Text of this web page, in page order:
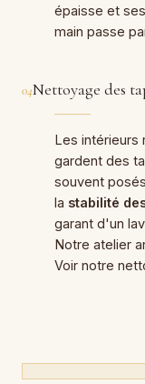
épaisse et
main passe
04Nettoyage des
Les intérieurs
gardent des
souvent
la stabilité
garant d'un
Notre atelier
Voir notre